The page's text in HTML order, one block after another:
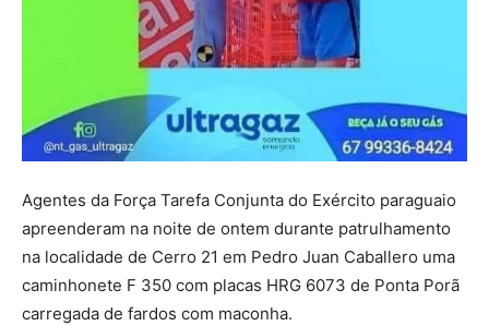
Agentes da Força Tarefa Conjunta do Exército paraguaio
apreenderam na noite de ontem durante patrulhamento
na localidade de Cerro 21 em Pedro Juan Caballero uma
caminhonete F 350 com placas HRG 6073 de Ponta Porã
carregada de fardos com maconha.